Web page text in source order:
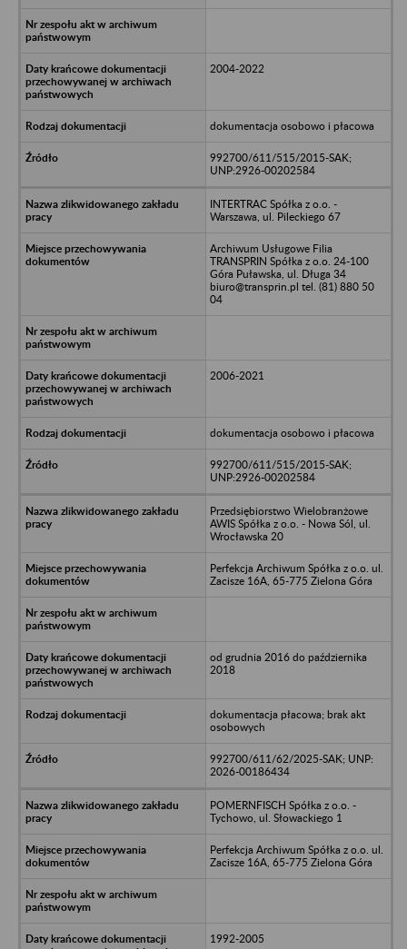
2004-2022
dokumentacja osobowo i płacowa
992700/611/515/2015-SAK;
UNP:2926-00202584
INTERTRAC Spółka z o.o. -
Warszawa, ul. Pileckiego 67
Archiwum Usługowe Filia
TRANSPRIN Spółka z o.o. 24-100
Góra Puławska, ul. Długa 34
biuro@transprin.pl tel. (81) 880 50
04
2006-2021
dokumentacja osobowo i płacowa
992700/611/515/2015-SAK;
UNP:2926-00202584
Przedsiębiorstwo Wielobranżowe
AWIS Spółka z o.o. - Nowa Sól, ul.
Wrocławska 20
Perfekcja Archiwum Spółka z o.o. ul.
Zacisze 16A, 65-775 Zielona Góra
od grudnia 2016 do października
2018
dokumentacja płacowa; brak akt
osobowych
992700/611/62/2025-SAK; UNP:
2026-00186434
POMERNFISCH Spółka z o.o. -
Tychowo, ul. Słowackiego 1
Perfekcja Archiwum Spółka z o.o. ul.
Zacisze 16A, 65-775 Zielona Góra
1992-2005